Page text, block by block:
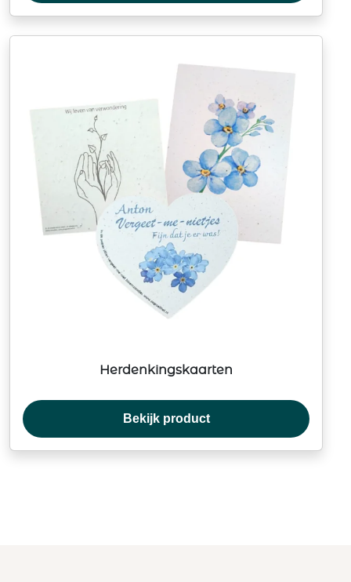
Herdenkingskaarten
Bekijk product